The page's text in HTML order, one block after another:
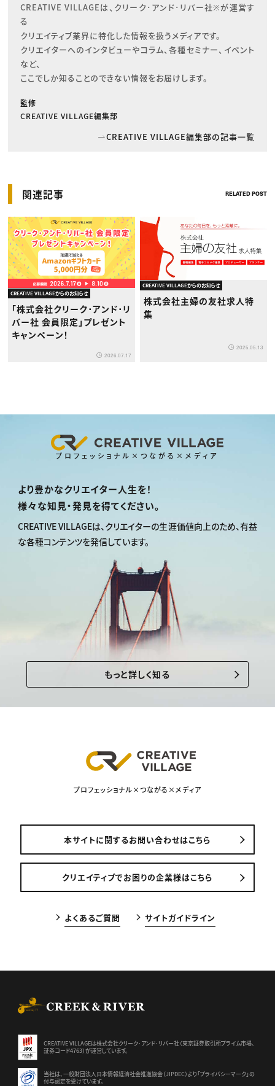
CREATIVE VILLAGEは、クリーク･アンド･リバー社※が運営す
る
クリエイティブ業界に特化した情報を扱うメディアです。
クリエイターへのインタビューやコラム、各種セミナー、イベント
など、
ここでしか知ることのできない情報をお届けします。
監修
CREATIVE VILLAGE編集部
CREATIVE VILLAGE編集部の記事一覧
関連記事 RELATED POST
CREATIVE VILLAGEからのお知らせ
「株式会社クリーク･アンド･リ
バー社 会員限定」プレゼント
キャンペーン！
2026.07.17
CREATIVE VILLAGEからのお知らせ
株式会社主婦の友社求人特
集
2025.05.13
プロフェッショナル×つながる×メディア
より豊かなクリエイター人生を！
様々な知見・発見を得てください。
CREATIVE VILLAGEは、 クリエイターの生涯価値向上のため、有益
な各種コンテンツを発信しています。
もっと詳しく知る
プロフェッショナル×つながる×メディア
本サイトに関するお問い合わせはこちら
クリエイティブでお困りの企業様はこちら
よくあるご質問 サイトガイドライン
CREATIVE VILLAGEは株式会社クリーク･アンド･リバー社（東京証券取引所プライム市場、
証券コード4763）が運営しています。
当社は、一般財団法人日本情報経済社会推進協会（JIPDEC）より 「プライバシーマーク」の
付与認定を受けています。